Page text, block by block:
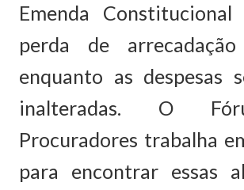
Emenda
perda de
enquanto as despesas
inalteradas. O
Procuradores trabalha
para encontrar essas